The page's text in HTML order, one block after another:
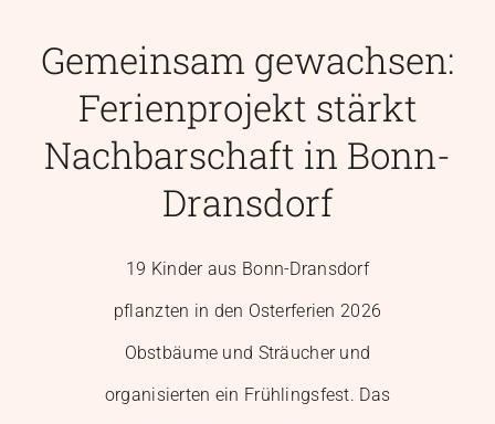
Projekte
Mitglied werden
Gemeinsam gewachsen:
Ferienprojekt stärkt
Nachbarschaft in Bonn-
Dransdorf
19 Kinder aus Bonn-Dransdorf
pflanzten in den Osterferien 2026
Obstbäume und Sträucher und
organisierten ein Frühlingsfest. Das